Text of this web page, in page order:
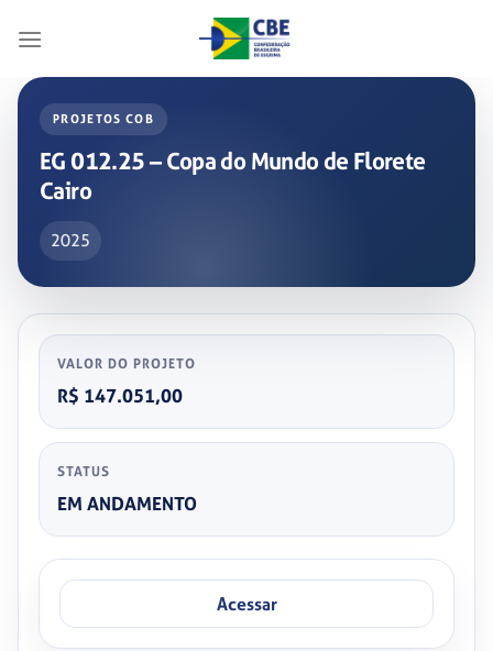
PROJETOS COB
EG 012.25 – Copa do Mundo de Florete
Cairo
2025
VALOR DO PROJETO
R$ 147.051,00
STATUS
EM ANDAMENTO
Acessar